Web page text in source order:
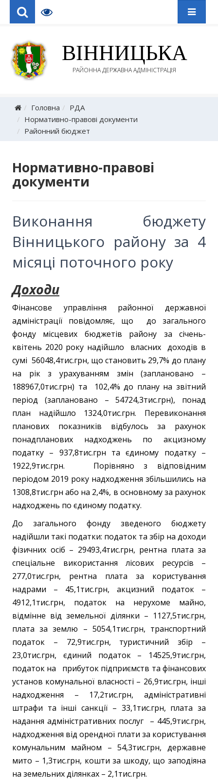
ВІННИЦЬКА
РАЙОННА ДЕРЖАВНА АДМІНІСТРАЦІЯ
Головна
РДА
Нормативно-правові документи
Районний бюджет
Нормативно-правові
документи
Виконання бюджету
Вінницького району за 4
місяці поточного року
Доходи
Фінансове управління районної державної
адміністрації повідомляє, що до загального
фонду місцевих бюджетів району за січень-
квітень 2020 року надійшло власних доходів в
сумі 56048,4тис.грн, що становить 29,7% до плану
на рік з урахуванням змін (заплановано –
188967,0тис.грн) та 102,4% до плану на звітний
період (заплановано – 54724,3тис.грн), понад
план надійшло 1324,0тис.грн. Перевиконання
планових показників відбулось за рахунок
понадпланових надходжень по акцизному
податку – 937,8тис.грн та єдиному податку –
1922,9тис.грн. Порівняно з відповідним
періодом 2019 року надходження збільшились на
1308,8тис.грн або на 2,4%, в основному за рахунок
надходжень по єдиному податку.
До загального фонду зведеного бюджету
надійшли такі податки: податок та збір на доходи
фізичних осіб – 29493,4тис.грн, рентна плата за
спеціальне використання лісових ресурсів –
277,0тис.грн, рентна плата за користування
надрами – 45,1тис.грн, акцизний податок –
4912,1тис.грн, податок на нерухоме майно,
відмінне від земельної ділянки – 1127,5тис.грн,
плата за землю – 5054,1тис.грн, транспортний
податок – 72,9тис.грн, туристичний збір –
23,0тис.грн, єдиний податок – 14525,9тис.грн,
податок на прибуток підприємств та фінансових
установ комунальної власності – 26,9тис.грн, інші
надходження – 17,2тис.грн, адміністративні
штрафи та інші санкції – 33,1тис.грн, плата за
надання адміністративних послуг – 445,9тис.грн,
надходження від орендної плати за користування
комунальним майном – 54,3тис.грн, державне
мито – 1,3тис.грн, кошти за шкоду, що заподіяна
на земельних ділянках – 2,1тис.грн.